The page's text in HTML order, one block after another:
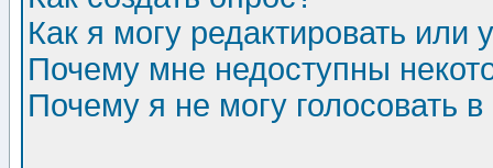
Как я могу редактировать или
Почему мне недоступны
Почему я не могу голосовать